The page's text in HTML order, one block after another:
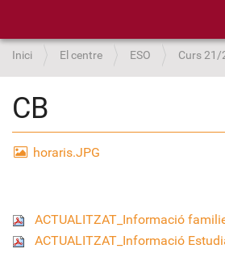
Inici El centre ESO Curs 21/
CB
horaris.JPG
ACTUALITZAT_Informació
ACTUALITZAT_Informació